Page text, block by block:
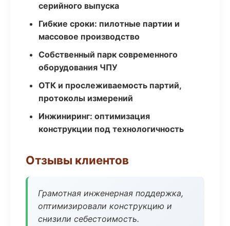
серийного выпуска
Гибкие сроки: пилотные партии и
массовое производство
Собственный парк современного
оборудования ЧПУ
ОТК и прослеживаемость партий,
протоколы измерений
Инжиниринг: оптимизация
конструкции под технологичность
Отзывы клиентов
Грамотная инженерная поддержка,
оптимизировали конструкцию и
снизили себестоимость.